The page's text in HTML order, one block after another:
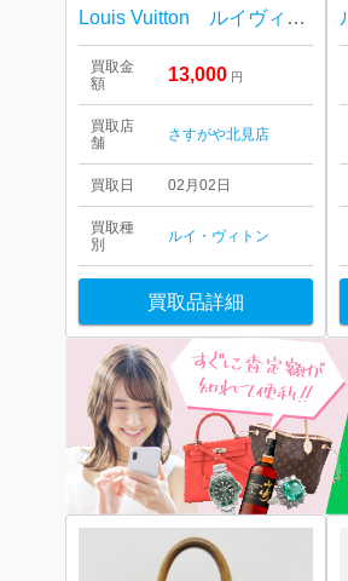
Louis Vuitton ルイヴィトン アルマ
買取金
額
13,000 円
買取店
舗
さすがや北見店
買取日 02月02日
買取種
別
ルイ・ヴィトン
買取品詳細